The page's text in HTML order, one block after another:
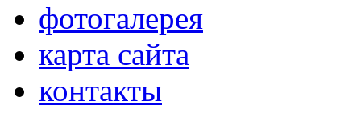
фотогалерея
карта сайта
контакты